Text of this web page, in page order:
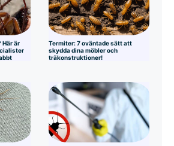
Här är
Termiter: 7 oväntade sätt att
skydda dina möbler och
träkonstruktioner!